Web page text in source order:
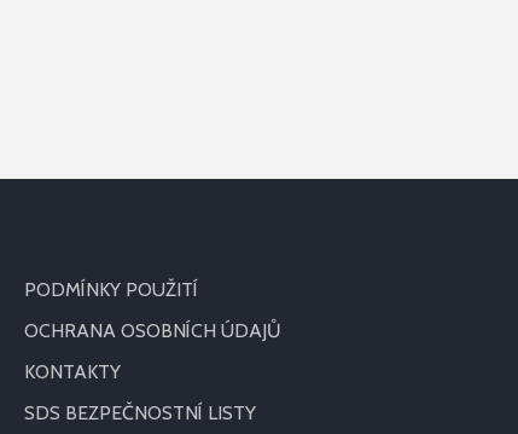
PODMÍNKY POUŽITÍ
OCHRANA OSOBNÍCH ÚDAJŮ
KONTAKTY
SDS BEZPEČNOSTNÍ LISTY